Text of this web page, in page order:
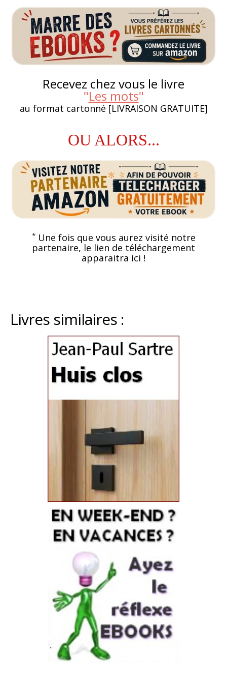
Recevez chez vous le livre
"Les mots"
au format cartonné [LIVRAISON GRATUITE]
OU ALORS...
*Une fois que vous aurez visité notre
partenaire, le lien de téléchargement
apparaitra ici !
Livres similaires :